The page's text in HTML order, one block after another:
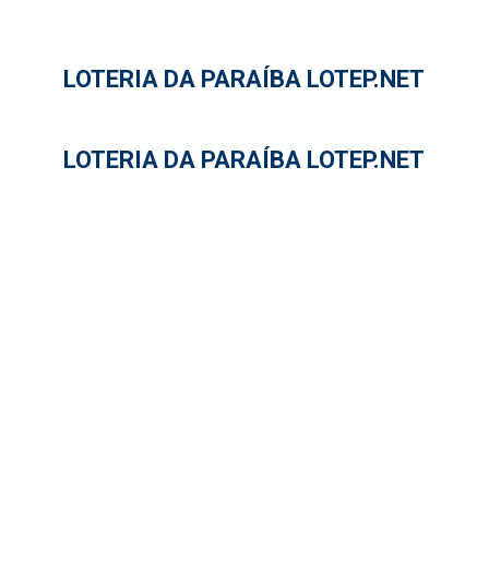
LOTERIA DA PARAÍBA LOTEP.NET
LOTERIA DA PARAÍBA LOTEP.NET